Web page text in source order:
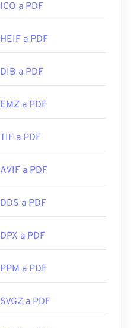
ICO a PDF
HEIF a PDF
DIB a PDF
EMZ a PDF
TIF a PDF
AVIF a PDF
DDS a PDF
DPX a PDF
PPM a PDF
SVGZ a PDF